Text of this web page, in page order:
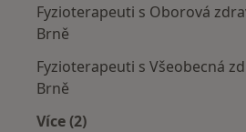
Fyzioterapeuti s Oborová
Brně
Fyzioterapeuti s Všeobecná
Brně
Více (2)